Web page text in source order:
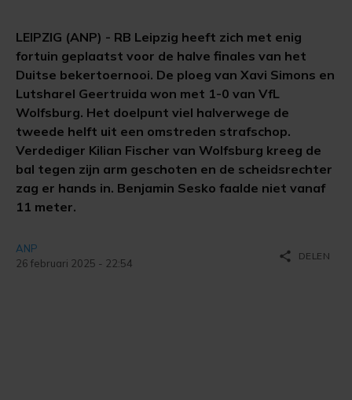
LEIPZIG (ANP) - RB Leipzig heeft zich met enig
fortuin geplaatst voor de halve finales van het
Duitse bekertoernooi. De ploeg van Xavi Simons en
Lutsharel Geertruida won met 1-0 van VfL
Wolfsburg. Het doelpunt viel halverwege de
tweede helft uit een omstreden strafschop.
Verdediger Kilian Fischer van Wolfsburg kreeg de
bal tegen zijn arm geschoten en de scheidsrechter
zag er hands in. Benjamin Sesko faalde niet vanaf
11 meter.
ANP
26 februari 2025 - 22:54
share DELEN